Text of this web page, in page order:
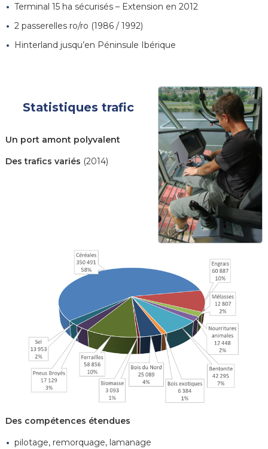
Terminal 15 ha sécurisés – Extension en 2012
2 passerelles ro/ro (1986 / 1992)
Hinterland jusqu’en Péninsule Ibérique
Statistiques trafic
Un port amont polyvalent
Des trafics variés (2014)
Des compétences étendues
pilotage, remorquage, lamanage